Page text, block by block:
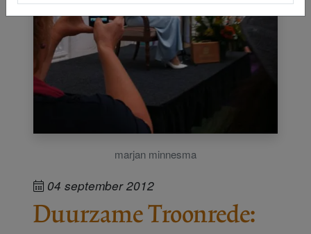
marjan minnesma
04 september 2012
Duurzame Troonrede: